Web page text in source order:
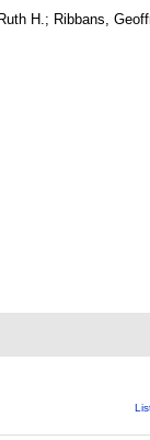
H.; Ribbans,